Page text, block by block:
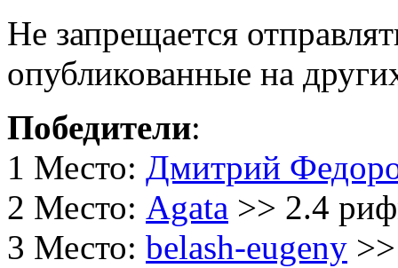
Не запрещается
опубликованные на
Победители:
1 Место: Дмитрий
2 Место: Agata >> 2.4
3 Место: belash-eugeny